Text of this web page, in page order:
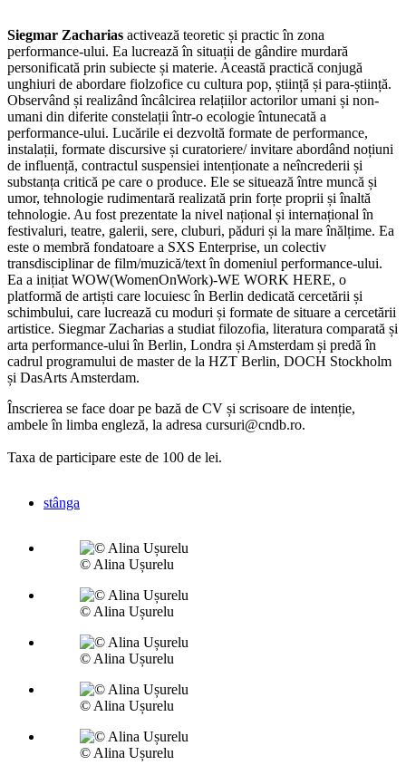
Siegmar Zacharias activează teoretic și practic în zona
performance-ului. Ea lucrează în situații de gândire murdară
personificată prin subiecte și materie. Această practică conjugă
unghiuri de abordare fiolzofice cu cultura pop, știință și para-știință.
Observând și realizând încâlcirea relațiilor actorilor umani și non-
umani din diferite constelații într-o ecologie întunecată a
performance-ului. Lucările ei dezvoltă formate de performance,
instalații, formate discursive și curatoriere/ invitare abordând noțiuni
de influență, contractul suspensiei intenționate a neîncrederii și
substanța critică pe care o produce. Ele se situează între muncă și
umor, tehnologie rudimentară realizată prin forțe proprii și înaltă
tehnologie. Au fost prezentate la nivel național și internațional în
festivaluri, teatre, galerii, sere, cluburi, păduri și la mare înălțime. Ea
este o membră fondatoare a SXS Enterprise, un colectiv
transdisciplinar de film/muzică/text în domeniul performance-ului.
Ea a inițiat WOW(WomenOnWork)-WE WORK HERE, o
platformă de artiști care locuiesc în Berlin dedicată cercetării și
schimbului, care lucrează cu moduri și formate de situare a cercetării
artistice. Siegmar Zacharias a studiat filozofia, literatura comparată și
arta performance-ului în Berlin, Londra și Amsterdam și predă în
cadrul programului de master de la HZT Berlin, DOCH Stockholm
și DasArts Amsterdam.
Înscrierea se face doar pe bază de CV și scrisoare de intenție,
ambele în limba engleză, la adresa cursuri@cndb.ro.
Taxa de participare este de 100 de lei.
stânga
© Alina Ușurelu
© Alina Ușurelu
© Alina Ușurelu
© Alina Ușurelu
© Alina Ușurelu